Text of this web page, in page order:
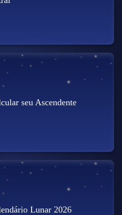
seu Ascendente
Lunar 2026